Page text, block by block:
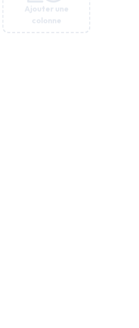
Ajouter une
colonne
Ajouter une
colonne
Ajouter une
colonne
Ajouter une
colonne
Ajouter une
colonne